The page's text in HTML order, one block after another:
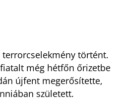
történt.
még hétfőn őrizetbe
újfent megerősítette,
született.